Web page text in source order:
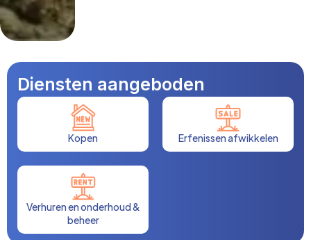
Diensten aangeboden
Kopen Erfenissen afwikkelen
Verhuren en onderhoud &
beheer